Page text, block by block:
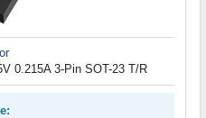
0.215A 3-Pin SOT-23 T/R